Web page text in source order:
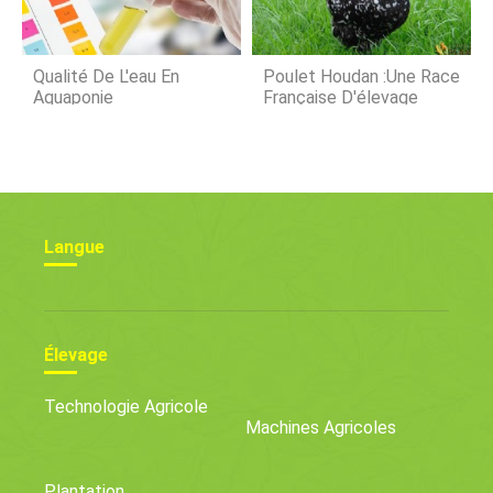
Qualité De L'eau En
Aquaponie
Poulet Houdan :une Race
Française D'élevage
Langue
Élevage
Technologie Agricole
Machines Agricoles